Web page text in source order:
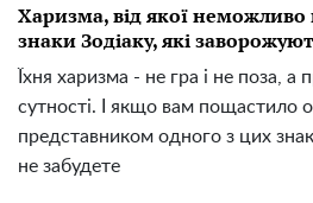
Харизма, від якої неможливо
знаки Зодіаку, які
Їхня харизма - не гра і не поза, а
сутності. І якщо вам пощастило
представником одного з цих
не забудете